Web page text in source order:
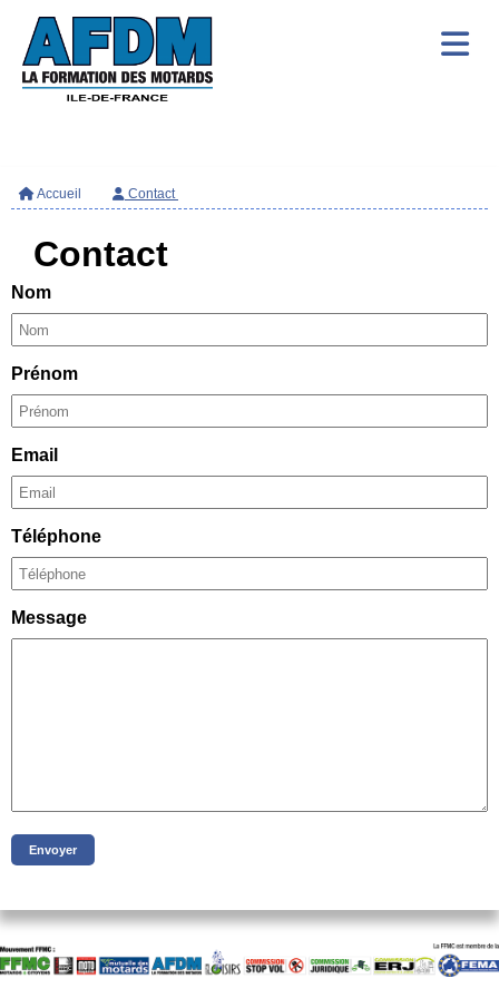
Accueil Contact
Contact
Nom
Prénom
Email
Téléphone
Message
Envoyer